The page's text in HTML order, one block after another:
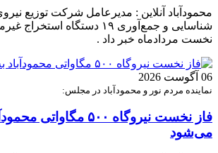
محمودآباد آنلاین : مدیرعامل شرکت توزیع
شناسایی و جمع‌آوری ۱۹ دستگاه
نخست مردادماه خبر داد .
06 آگوست 2026
نماینده مردم نور و محمودآباد در مجلس:
فاز نخست نیروگاه ۵۰۰
می‌شود